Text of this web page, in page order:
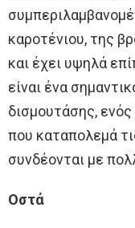
καροτένιου, της
και έχει υψηλά
είναι ένα
δισμουτάσης, ενός
που καταπολεμά
συνδέονται με
Οστά